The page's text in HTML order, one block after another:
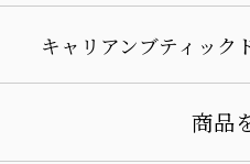
キャリアンブティック
商品